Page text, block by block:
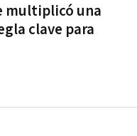
multiplicó una
clave para